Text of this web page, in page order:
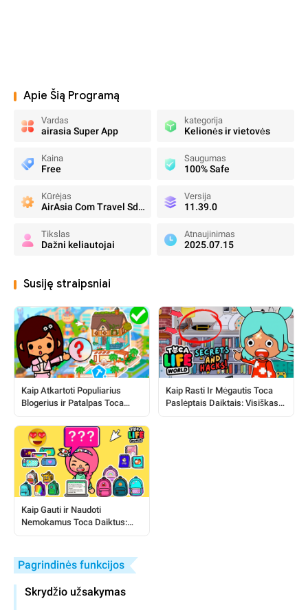
Apie Šią Programą
Vardas
airasia Super App
kategorija
Kelionės ir vietovės
Kaina
Free
Saugumas
100% Safe
Kūrėjas
AirAsia Com Travel Sdn Berhad
Versija
11.39.0
Tikslas
Dažni keliautojai
Atnaujinimas
2025.07.15
Susiję straipsniai
Kaip Atkartoti Populiarius
Blogerius ir Patalpas Toca
Kaip Rasti Ir Mėgautis Toca
Paslėptais Daiktais: Visiškas
Kaip Gauti ir Naudoti
Nemokamus Toca Daiktus:
Pagrindinės funkcijos
Skrydžio užsakymas